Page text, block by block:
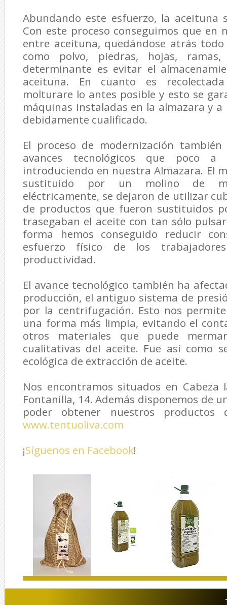
Abundando este esfuerzo, la aceituna
Con este proceso conseguimos que en
entre aceituna, quedándose atrás
como polvo, piedras, hojas,
determinante es evitar el
aceituna. En cuanto es
molturare lo antes posible y esto se
máquinas instaladas en la almazara y
debidamente cualificado.
El proceso de modernización
avances tecnológicos que poco
introduciendo en nuestra Almazara. El
sustituido por un molino de
eléctricamente, se dejaron de utilizar
de productos que fueron sustituidos
trasegaban el aceite con tan sólo
forma hemos conseguido reducir
esfuerzo físico de los
productividad.
El avance tecnológico también ha
producción, el antiguo sistema de
por la centrifugación. Esto nos
una forma más limpia, evitando el
otros materiales que puede
cualitativas del aceite. Fue así como
ecológica de extracción de aceite.
Nos encontramos situados en Cabeza
Fontanilla, 14. Además disponemos de
poder obtener nuestros productos
www.tentuoliva.com
¡Síguenos en Facebook!